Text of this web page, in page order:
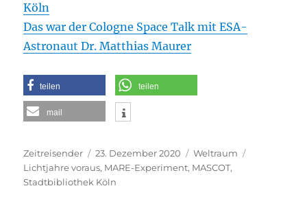
Köln
Das war der Cologne Space Talk mit ESA-
Astronaut Dr. Matthias Maurer
teilen teilen
mail
Autor
Zeitreisender
Veröffentlicht
am
23. Dezember 2020 Kategorien
Weltraum
Lichtjahre voraus, MARE-Experiment, MASCOT,
Stadtbibliothek Köln